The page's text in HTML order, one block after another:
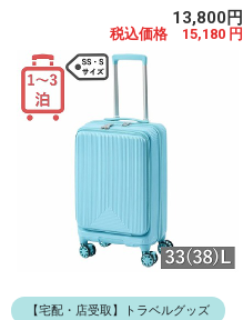
13,800円
税込価格 15,180 円
【宅配・店受取】トラベルグッズ